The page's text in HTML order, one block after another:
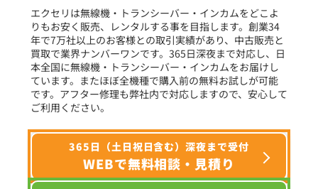
選択条件をリセット
エクセリは無線機・トランシーバー・インカムをどこよ
りもお安く販売、レンタルする事を目指します。創業34
年で7万社以上のお客様との取引実績があり、中古販売と
買取で業界ナンバーワンです。365日深夜まで対応し、日
本全国に無線機・トランシーバー・インカムをお届けし
ています。またほぼ全機種で購入前の無料お試しが可能
です。アフター修理も弊社内で対応しますので、安心して
ご利用ください。
365日（土日祝日含む）深夜まで受付
WEBで無料相談・見積り